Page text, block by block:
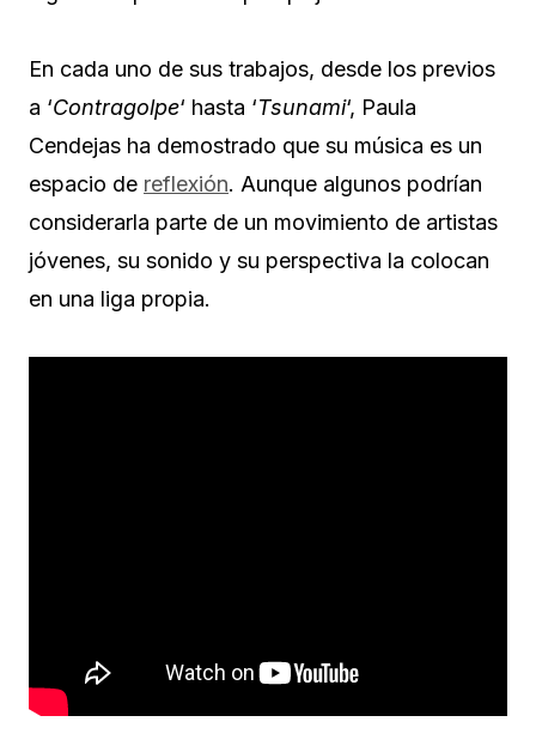
En cada uno de sus trabajos, desde los previos
a ‘Contragolpe‘ hasta ‘Tsunami‘, Paula
Cendejas ha demostrado que su música es un
espacio de reflexión. Aunque algunos podrían
considerarla parte de un movimiento de artistas
jóvenes, su sonido y su perspectiva la colocan
en una liga propia.